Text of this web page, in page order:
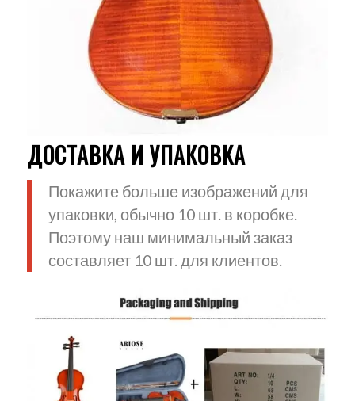
ДОСТАВКА И УПАКОВКА
Покажите больше изображений для
упаковки, обычно 10 шт. в коробке.
Поэтому наш минимальный заказ
составляет 10 шт. для клиентов.